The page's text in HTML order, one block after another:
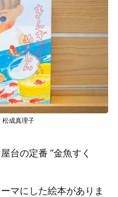
松成真理子
台の定番 ”金魚すく
マにした絵本がありま